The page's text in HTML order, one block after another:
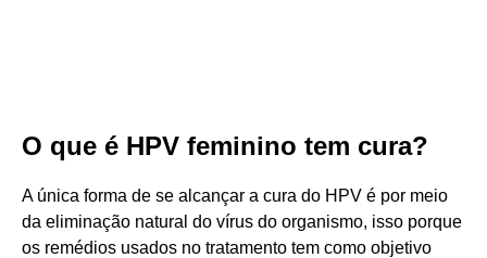
O que é HPV feminino tem cura?
A única forma de se alcançar a cura do HPV é por meio
da eliminação natural do vírus do organismo, isso porque
os remédios usados no tratamento tem como objetivo